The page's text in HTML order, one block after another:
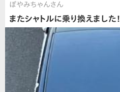
ぽやみちゃんさん
またシャトルに乗り換えました！